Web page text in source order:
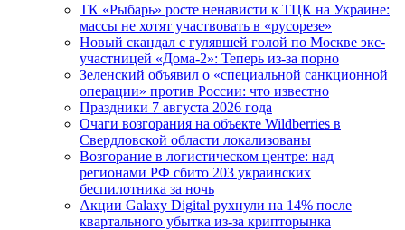
ТК «Рыбарь» росте ненависти к ТЦК на Украине:
массы не хотят участвовать в «русорезе»
Новый скандал с гулявшей голой по Москве экс-
участницей «Дома-2»: Теперь из-за порно
Зеленский объявил о «специальной санкционной
операции» против России: что известно
Праздники 7 августа 2026 года
Очаги возгорания на объекте Wildberries в
Свердловской области локализованы
Возгорание в логистическом центре: над
регионами РФ сбито 203 украинских
беспилотника за ночь
Акции Galaxy Digital рухнули на 14% после
квартального убытка из-за крипторынка